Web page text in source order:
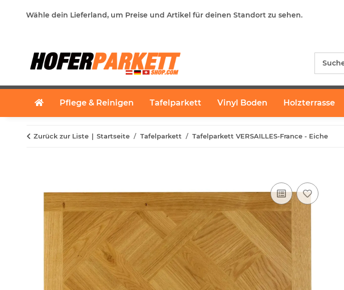
Wähle dein Lieferland, um Preise und Artikel für deinen Standort zu sehen.
Pflege & Reinigen Tafelparkett Vinyl Boden Holzterrasse
Zurück zur Liste Startseite Tafelparkett Tafelparkett VERSAILLES-France - Eiche